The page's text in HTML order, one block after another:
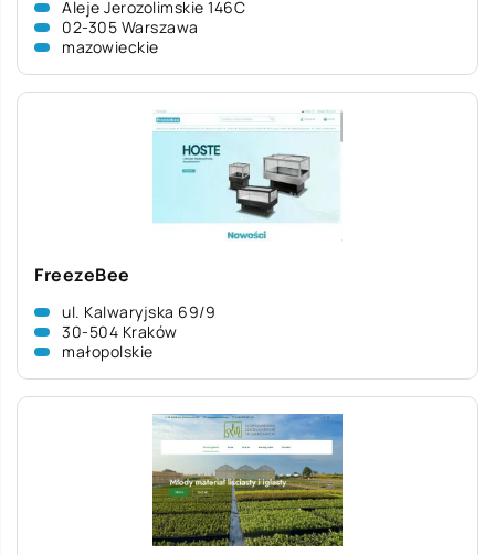
Aleje Jerozolimskie 146C
02-305 Warszawa
mazowieckie
FreezeBee
ul. Kalwaryjska 69/9
30-504 Kraków
małopolskie